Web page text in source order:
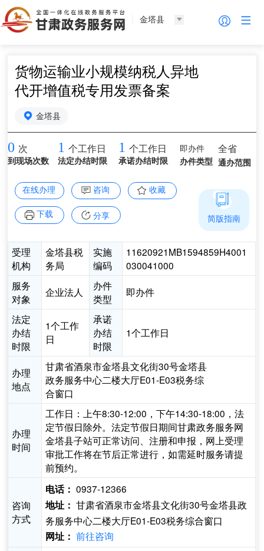
金塔县
货物运输业小规模纳税人异地
代开增值税专用发票备案
金塔县
0 次
到现场次数
1 个工作日
法定办结时限
1 个工作日
承诺办结时限
即办件
办件类型
全省
通办范围
在线办理 咨询 收藏
下载 分享
受理
机构
金塔县税
务局
实施
编码
11620921MB1594859H4001
030041000
服务
对象
企业法人
办件
类型
即办件
法定
办结
时限
1个工作
日
承诺
办结
时限
1个工作日
办理
地点
甘肃省酒泉市金塔县文化街30号金塔县
政务服务中心二楼大厅E01-E03税务综
合窗口
办理
时间
工作日：上午8:30-12:00，下午14:30-18:00，法
定节假日除外。法定节假日期间甘肃政务服务网
金塔县子站可正常访问、注册和申报，网上受理
审批工作将在节后正常进行，如需延时服务请提
前预约。
咨询
方式
电话： 0937-12366
地址： 甘肃省酒泉市金塔县文化街30号金塔县政
务服务中心二楼大厅E01-E03税务综合窗口
网址： 前往咨询
简版指南